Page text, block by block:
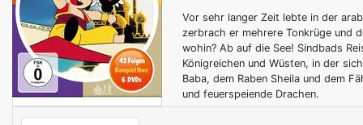
Vor sehr langer Zeit lebte in der
zerbrach er mehrere Tonkrüge und
wohin? Ab auf die See! Sindbads
Königreichen und Wüsten, in der
Baba, dem Raben Sheila und dem
und feuerspeiende Drachen.